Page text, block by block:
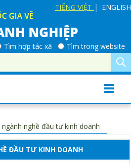
TIẾNG VIỆT | ENGLISH
Tìm hợp tác xã Tìm trong website
nghề đầu tư kinh doanh
ĐẦU TƯ KINH DOANH